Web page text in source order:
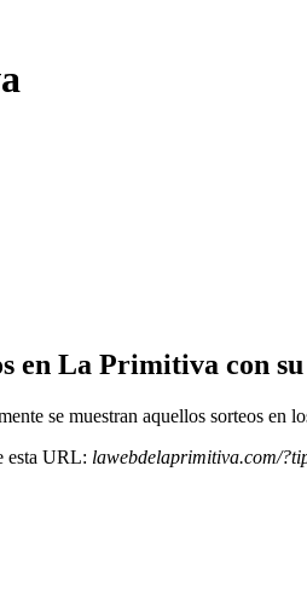
en La Primitiva con
se muestran aquellos sorteos en
esta URL: lawebdelaprimitiva.com/